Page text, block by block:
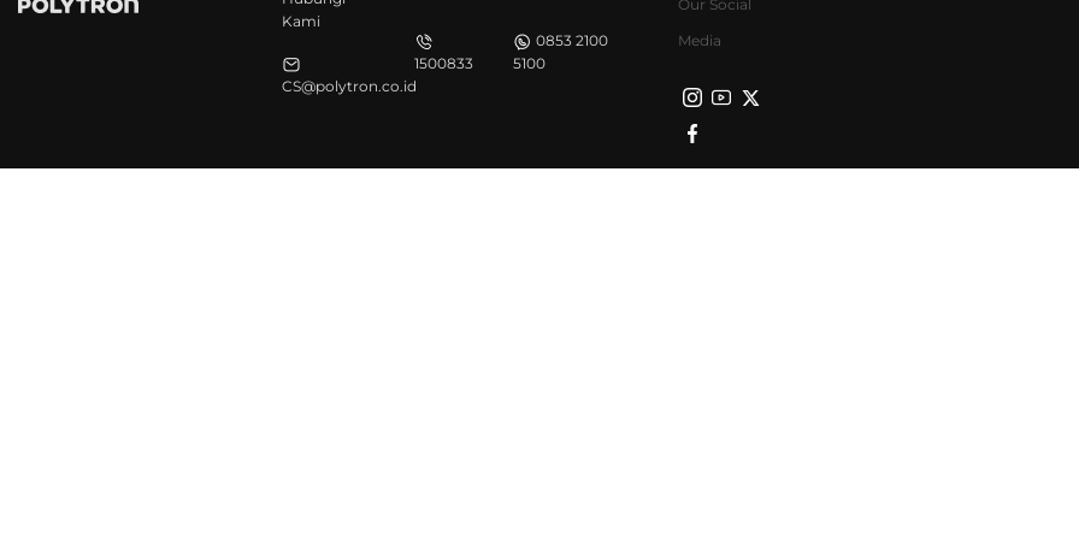
Kami
CS@polytron.co.id
1500833
0853 2100
5100
Our Social
Media